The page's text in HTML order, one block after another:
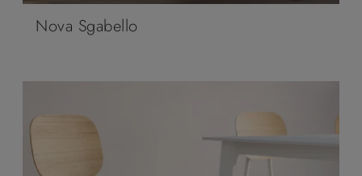
Nova Sgabello